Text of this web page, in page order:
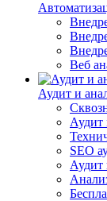
Веб
Аудит и
Аудит
SEO
Аудит